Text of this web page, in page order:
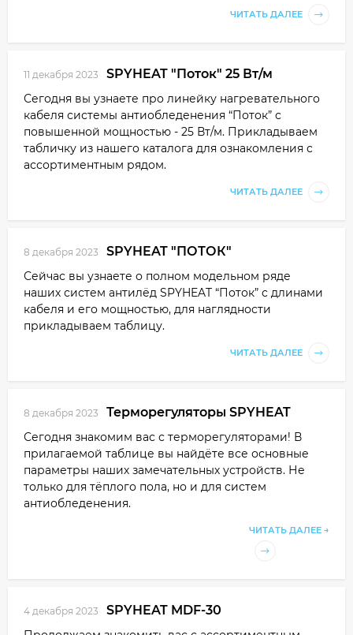
ЧИТАТЬ ДАЛЕЕ
11 декабря 2023 SPYHEAT "Поток" 25 Вт/м
Сегодня вы узнаете про линейку нагревательного
кабеля системы антиобледенения “Поток” с
повышенной мощностью - 25 Вт/м. Прикладываем
табличку из нашего каталога для ознакомления с
ассортиментным рядом.
ЧИТАТЬ ДАЛЕЕ
8 декабря 2023 SPYHEAT "ПОТОК"
Сейчас вы узнаете о полном модельном ряде
наших систем антилёд SPYHEAT “Поток” с длинами
кабеля и его мощностью, для наглядности
прикладываем таблицу.
ЧИТАТЬ ДАЛЕЕ
8 декабря 2023 Терморегуляторы SPYHEAT
Сегодня знакомим вас с терморегуляторами! В
прилагаемой таблице вы найдёте все основные
параметры наших замечательных устройств. Не
только для тёплого пола, но и для систем
антиобледенения.
ЧИТАТЬ ДАЛЕЕ →
4 декабря 2023 SPYHEAT MDF-30